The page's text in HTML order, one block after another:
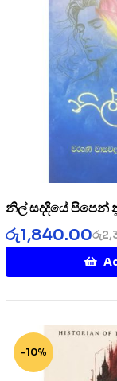
නිල් සදදියේ පිපෙන්
Diye 1
රු
රු1,840.00
-10%